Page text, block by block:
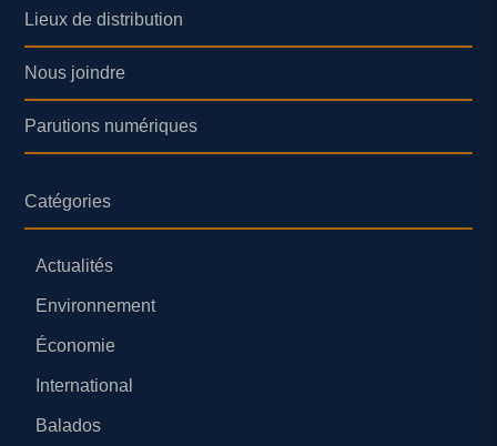
Lieux de distribution
Nous joindre
Parutions numériques
Catégories
Actualités
Environnement
Économie
International
Balados